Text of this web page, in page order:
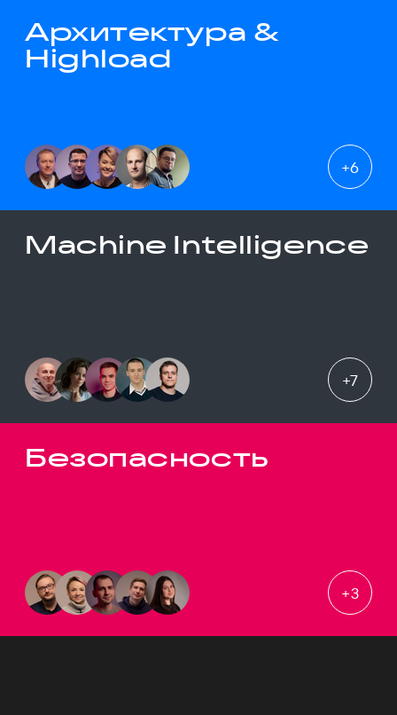
Архитектура &
Highload
+6
Machine Intelligence
+7
Безопасность
+3